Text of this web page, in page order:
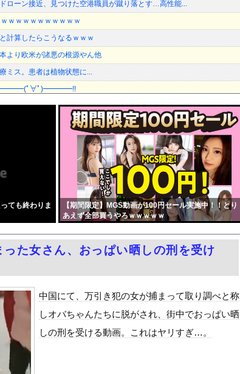
ローン接近、見つけた空港職員が蹴り落とす…高性能...
ｗｗｗｗｗｗｗｗｗｗ
計算したらこうなるｗｗｗ
より欧米が諸悪の根源やん他
ミス。患者は植物状態に...
ｷﾀ━━━━(ﾟ∀ﾟ)━━━━!!
元毎日新聞記者、「元毎日と名乗ってSNSで活動す...
声も「人格の象徴」明記、法務省」
性被告に懲役6年「司法の女割」批判が紛糾 → ...
での無銭飲食はやめてください」
本皇族に韓半島の男の血が入る可能性がゼロに・・・...
スと防弾バッグSPで囲まれた壇上でスピーチする人...
を使わずに無料で読む方法│五梅
毎週末セール（50%還元）」2日目襲来！
胆露出して公の場に出てしまうｗｗｗｗｗｗ
ホームでパンモロ事故
！タイムズ会員にアンケート
めたのにガンで死ぬかも。もっと素直に遊べばよかっ...
（全力放流」中国都市「三峡沿線の道路水没」中国政...
なぜ負けたのか」
史上最大級の火山の兆し＝韓国の反応
ても終わりま
【期間限定】MGS動画が100円セール実施中！！とり
あえず全部買うやろｗｗｗｗｗ
った女さん、おっぱい晒しの刑を受け
中国にて、万引き犯の女が捕まって取り調べと称
しオバちゃんたちに脱がされ、街中でおっぱい晒
しの刑を受ける動画。これはヤリすぎ…。